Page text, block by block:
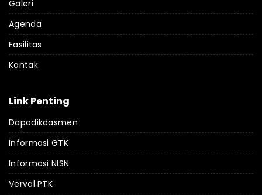
Galeri
Agenda
Fasilitas
Kontak
Link Penting
Dapodikdasmen
Informasi GTK
Informasi NISN
Verval PTK